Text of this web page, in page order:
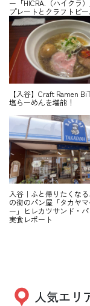
ー「HICRA.（ハイクラ
プレートとクラフトビ
【入谷】Craft Ramen
塩らーめんを堪能！
入谷｜ふと帰りたくな
の街のパン屋「タカヤマ
ー」ヒレカツサンド・
実食レポート
人気エリ